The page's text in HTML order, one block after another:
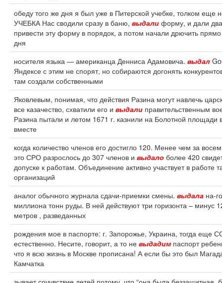
обеду того же дня я был уже в Питерской учебке, толком еще
УЧЕБКА Нас сводили сразу в баню, выдали форму, и дали
привести эту форму в порядок, а потом начали дрючить прямо
дня
носителя языка — американца Денниса Адамовича. выдал
Яндексе с этим не спорят, но собираются догонять
там создали собственными
Яковлевым, понимая, что действия Разина могут навлечь
все казачество, схватили его и выдали правительственным
Разина пытали и летом 1671 г. казнили на Болотной площади
вместе
когда количество членов его достигло 120. Менее чем за
это СРО разрослось до 307 членов и выдало более 420
допуске к работам. Объединение активно участвует в работе
организаций
аналог обычного журнала сдачи-приемки смены. выдала на-
миллиона тонн руды. В ней действуют три горизонта – минус
метров , разведанных
рождения мое в паспорте: г. Запорожье, Украина, тогда еще
естественно. Несите, говорит, а то не выдадим паспорт
что я всю жизнь в Москве прописана! А если бы это был
Камчатка